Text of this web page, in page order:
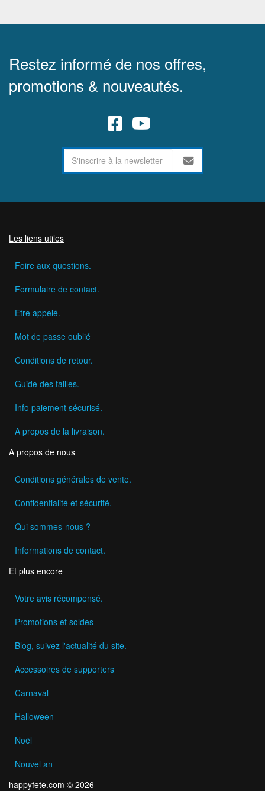
Restez informé de nos offres,
promotions & nouveautés.
Les liens utiles
Foire aux questions.
Formulaire de contact.
Etre appelé.
Mot de passe oublié
Conditions de retour.
Guide des tailles.
Info paiement sécurisé.
A propos de la livraison.
A propos de nous
Conditions générales de vente.
Confidentialité et sécurité.
Qui sommes-nous ?
Informations de contact.
Et plus encore
Votre avis récompensé.
Promotions et soldes
Blog, suivez l'actualité du site.
Accessoires de supporters
Carnaval
Halloween
Noël
Nouvel an
happyfete.com © 2026